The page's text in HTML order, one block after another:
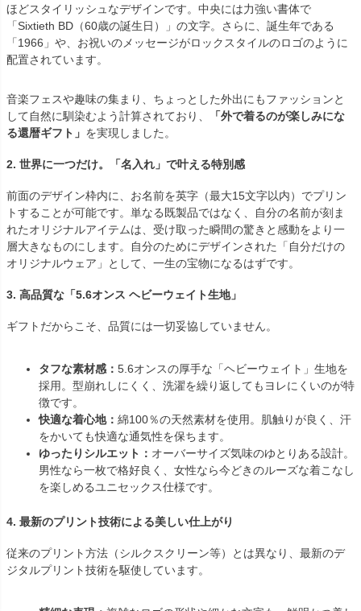
ほどスタイリッシュなデザインです。中央には力強い書体で
「Sixtieth BD（60歳の誕生日）」の文字。さらに、誕生年である
「1966」や、お祝いのメッセージがロックスタイルのロゴのように
配置されています。
音楽フェスや趣味の集まり、ちょっとした外出にもファッションと
して自然に馴染むよう計算されており、
「外で着るのが楽しみにな
る還暦ギフト」 を実現しました。
2. 世界に一つだけ。「名入れ」で叶える特別感
前面のデザイン枠内に、お名前を英字（最大15文字以内）でプリン
トすることが可能です。単なる既製品ではなく、自分の名前が刻ま
れたオリジナルアイテムは、受け取った瞬間の驚きと感動をより一
層大きなものにします。自分のためにデザインされた「自分だけの
オリジナルウェア」として、一生の宝物になるはずです。
3. 高品質な「5.6オンス ヘビーウェイト生地」
ギフトだからこそ、品質には一切妥協していません。
タフな素材感： 5.6オンスの厚手な「ヘビーウェイト」生地を
採用。型崩れしにくく、洗濯を繰り返してもヨレにくいのが特
徴です。
快適な着心地： 綿100％の天然素材を使用。肌触りが良く、汗
をかいても快適な通気性を保ちます。
ゆったりシルエット： オーバーサイズ気味のゆとりある設計。
男性なら一枚で格好良く、女性なら今どきのルーズな着こなし
を楽しめるユニセックス仕様です。
4. 最新のプリント技術による美しい仕上がり
従来のプリント方法（シルクスクリーン等）とは異なり、最新のデ
ジタルプリント技術を駆使しています。